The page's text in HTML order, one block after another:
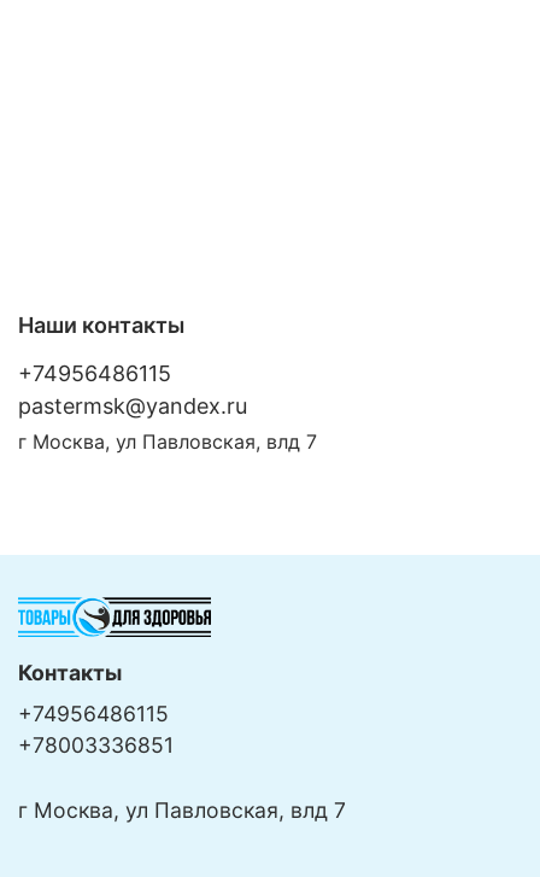
Наши контакты
+74956486115
pastermsk@yandex.ru
г Москва, ул Павловская, влд 7
Контакты
+74956486115
+78003336851
г Москва, ул Павловская, влд 7